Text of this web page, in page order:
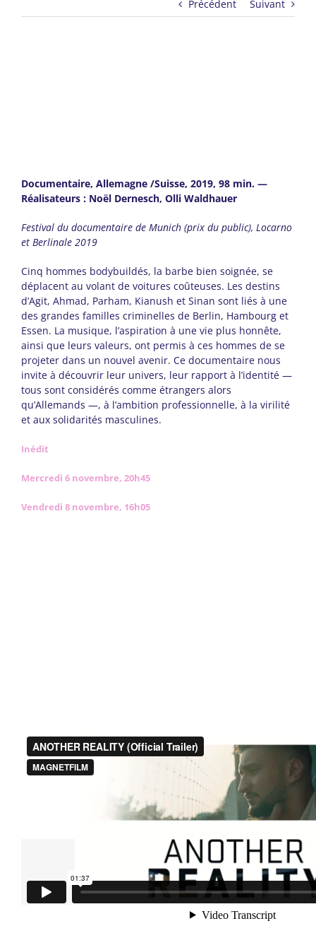
Précédent Suivant
Documentaire, Allemagne /Suisse, 2019, 98 min. —
Réalisateurs : Noël Dernesch, Olli Waldhauer
Festival du documentaire de Munich (prix du public), Locarno
et Berlinale 2019
Cinq hommes bodybuildés, la barbe bien soignée, se
déplacent au volant de voitures coûteuses. Les destins
d’Agit, Ahmad, Parham, Kianush et Sinan sont liés à une
des grandes familles criminelles de Berlin, Hambourg et
Essen. La musique, l’aspiration à une vie plus honnête,
ainsi que leurs valeurs, ont permis à ces hommes de se
projeter dans un nouvel avenir. Ce documentaire nous
invite à découvrir leur univers, leur rapport à l’identité —
tous sont considérés comme étrangers alors
qu’Allemands —, à l’ambition professionnelle, à la virilité
et aux solidarités masculines.
Inédit
Mercredi 6 novembre, 20h45
Vendredi 8 novembre, 16h05
Partagez cet article :
Facebook
X Email